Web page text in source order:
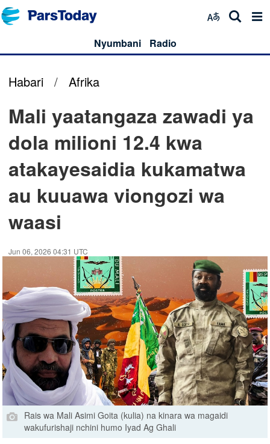
Nyumbani Radio
Habari / Afrika
Mali yaatangaza zawadi ya
dola milioni 12.4 kwa
atakayesaidia kukamatwa
au kuuawa viongozi wa
waasi
Jun 06, 2026 04:31 UTC
Rais wa Mali Asimi Goita (kulia) na kinara wa magaidi
wakufurishaji nchini humo Iyad Ag Ghali